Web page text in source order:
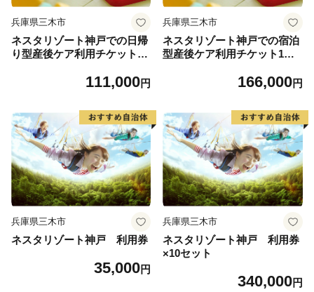
兵庫県三木市
ネスタリゾート神戸での日帰
り型産後ケア利用チケット1
111,000円
兵庫県三木市
ネスタリゾート神戸での宿泊
型産後ケア利用チケット1回
166,000円
兵庫県三木市
ネスタリゾート神戸 利用券
35,000円
兵庫県三木市
ネスタリゾート神戸 利用券
×10セット
340,000円